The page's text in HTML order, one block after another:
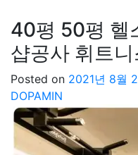
40평 50평 헬
샵공사 휘트
Posted on 2021년 8월
DOPAMIN